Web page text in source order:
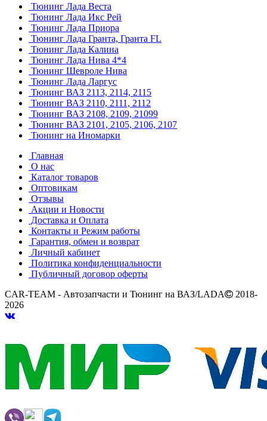
Тюнинг Лада Веста
Тюнинг Лада Икс Рей
Тюнинг Лада Приора
Тюнинг Лада Гранта, Гранта FL
Тюнинг Лада Калина
Тюнинг Лада Нива 4*4
Тюнинг Шевроле Нива
Тюнинг Лада Ларгус
Тюнинг ВАЗ 2113, 2114, 2115
Тюнинг ВАЗ 2110, 2111, 2112
Тюнинг ВАЗ 2108, 2109, 21099
Тюнинг ВАЗ 2101, 2105, 2106, 2107
Тюнинг на Иномарки
Главная
О нас
Каталог товаров
Оптовикам
Отзывы
Акции и Новости
Доставка и Оплата
Контакты и Режим работы
Гарантия, обмен и возврат
Личный кабинет
Политика конфиденциальности
Публичный договор оферты
CAR-TEAM - Автозапчасти и Тюнинг на ВАЗ/LADA
2018-
2026